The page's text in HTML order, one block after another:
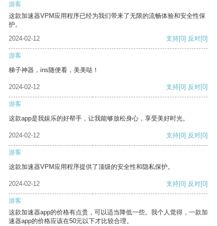
游客
这款加速器VPM应用程序已经为我们带来了无限的流畅体验和安全性保
护。
2024-02-12
支持[0] 反对[0]
游客
梯子神器，ins随便看，美美哒！
2024-02-12 支持[0] 反对[0]
游客
这款app是我娱乐的好帮手，让我能够放松身心，享受美好时光。
2024-02-12 支持[0] 反对[0]
游客
这款加速器VPM应用程序提供了顶级的安全性和隐私保护。
2024-02-12 支持[0] 反对[0]
游客
这款加速器app的价格有点贵，可以适当降低一些。我个人觉得，一款加
速器app的价格应该在50元以下才比较合理。